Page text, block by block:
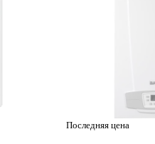
Последняя цена